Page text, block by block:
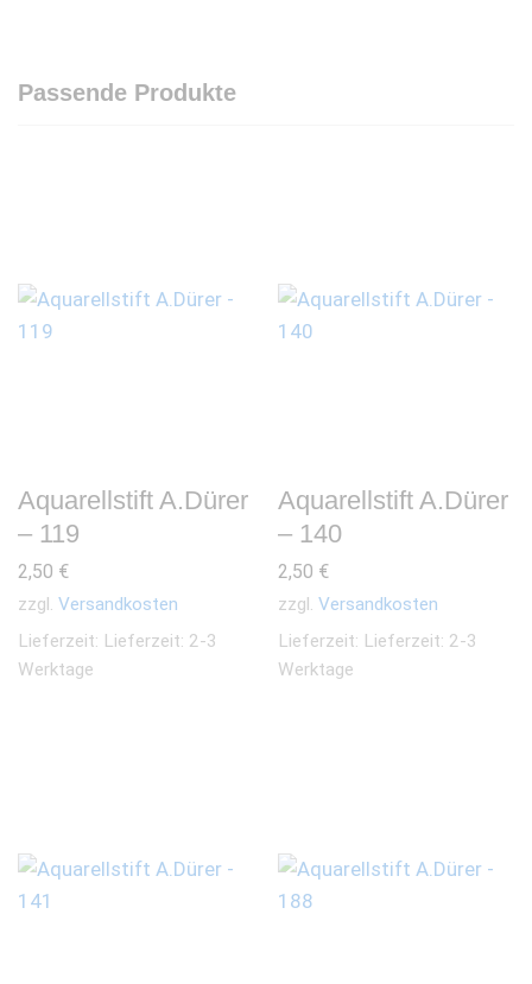
Passende Produkte
Aquarellstift A.Dürer
– 119
2,50 €
zzgl. Versandkosten
Lieferzeit: Lieferzeit: 2-3
Werktage
Aquarellstift A.Dürer
– 140
2,50 €
zzgl. Versandkosten
Lieferzeit: Lieferzeit: 2-3
Werktage